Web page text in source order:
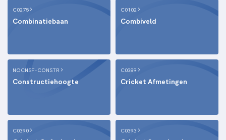
C0275
Combinatiebaan
C0102
Combiveld
NOCNSF-CONSTR
Constructiehoogte
C0389
Cricket Afmetingen
C0390 C0393